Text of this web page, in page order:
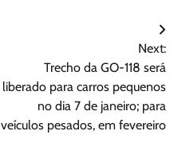
Next:
Trecho da GO-118 será
liberado para carros pequenos
no dia 7 de janeiro; para
veículos pesados, em fevereiro